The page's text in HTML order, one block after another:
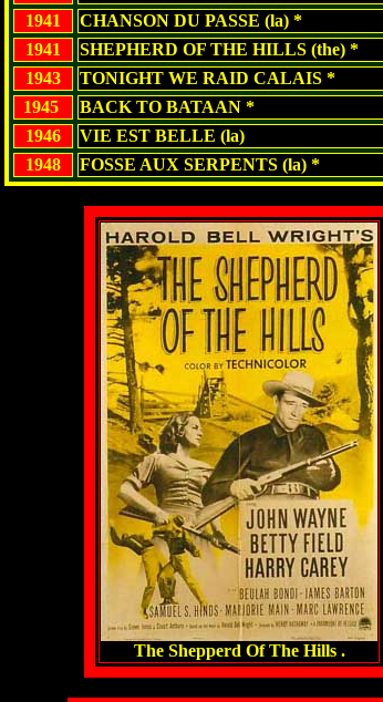
1941
CHANSON DU PASSE (la) *
1941
SHEPHERD OF THE HILLS (the) *
1943
TONIGHT WE RAID CALAIS *
1945
BACK TO BATAAN *
1946
VIE EST BELLE (la)
1948
FOSSE AUX SERPENTS (la) *
The Shepperd Of The Hills .